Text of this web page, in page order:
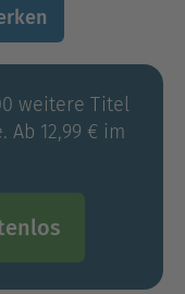
weitere Titel
12,99 € im